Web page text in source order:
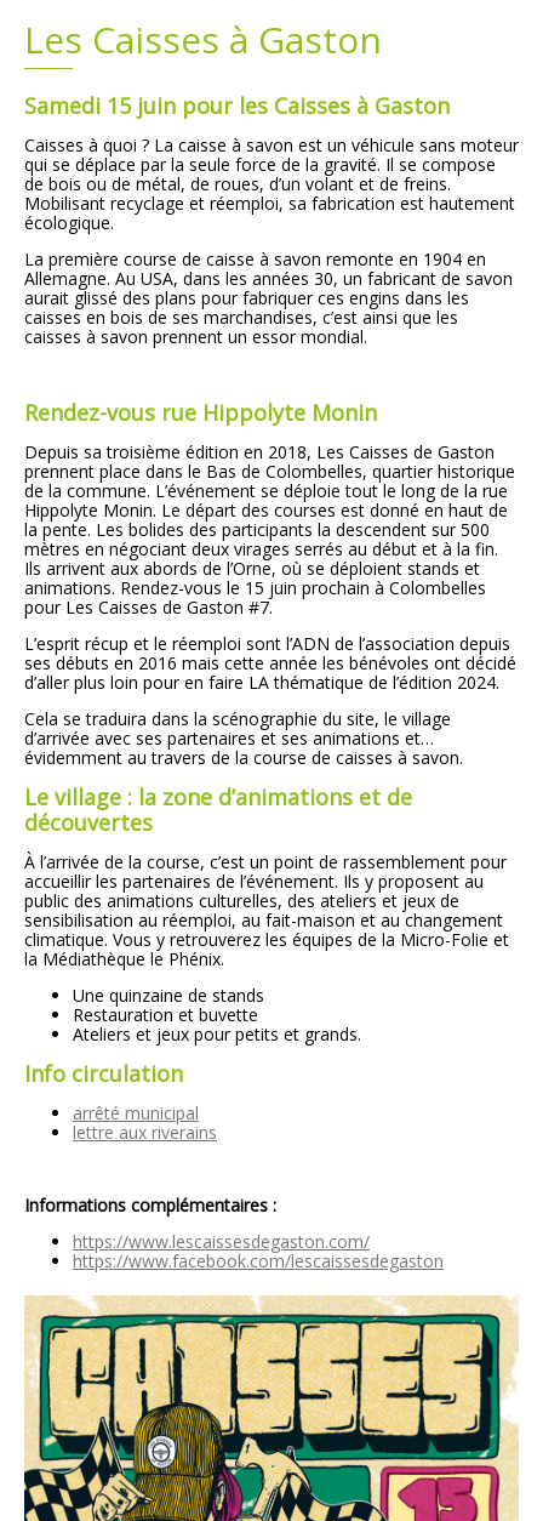
Les Caisses à Gaston
Samedi 15 juin pour les Caisses à Gaston
Caisses à quoi ? La caisse à savon est un véhicule sans moteur
qui se déplace par la seule force de la gravité. Il se compose
de bois ou de métal, de roues, d’un volant et de freins.
Mobilisant recyclage et réemploi, sa fabrication est hautement
écologique.
La première course de caisse à savon remonte en 1904 en
Allemagne. Au USA, dans les années 30, un fabricant de savon
aurait glissé des plans pour fabriquer ces engins dans les
caisses en bois de ses marchandises, c’est ainsi que les
caisses à savon prennent un essor mondial.
Rendez-vous rue Hippolyte Monin
Depuis sa troisième édition en 2018, Les Caisses de Gaston
prennent place dans le Bas de Colombelles, quartier historique
de la commune. L’événement se déploie tout le long de la rue
Hippolyte Monin. Le départ des courses est donné en haut de
la pente. Les bolides des participants la descendent sur 500
mètres en négociant deux virages serrés au début et à la fin.
Ils arrivent aux abords de l’Orne, où se déploient stands et
animations. Rendez-vous le 15 juin prochain à Colombelles
pour Les Caisses de Gaston #7.
L’esprit récup et le réemploi sont l’ADN de l’association depuis
ses débuts en 2016 mais cette année les bénévoles ont décidé
d’aller plus loin pour en faire LA thématique de l’édition 2024.
Cela se traduira dans la scénographie du site, le village
d’arrivée avec ses partenaires et ses animations et…
évidemment au travers de la course de caisses à savon.
Le village : la zone d’animations et de
découvertes
À l’arrivée de la course, c’est un point de rassemblement pour
accueillir les partenaires de l’événement. Ils y proposent au
public des animations culturelles, des ateliers et jeux de
sensibilisation au réemploi, au fait-maison et au changement
climatique. Vous y retrouverez les équipes de la Micro-Folie et
la Médiathèque le Phénix.
Une quinzaine de stands
Restauration et buvette
Ateliers et jeux pour petits et grands.
Info circulation
arrêté municipal
lettre aux riverains
Informations complémentaires :
https://www.lescaissesdegaston.com/
https://www.facebook.com/lescaissesdegaston
Plans
Demandes légales
Emploi
Marchés publics
Grands projets